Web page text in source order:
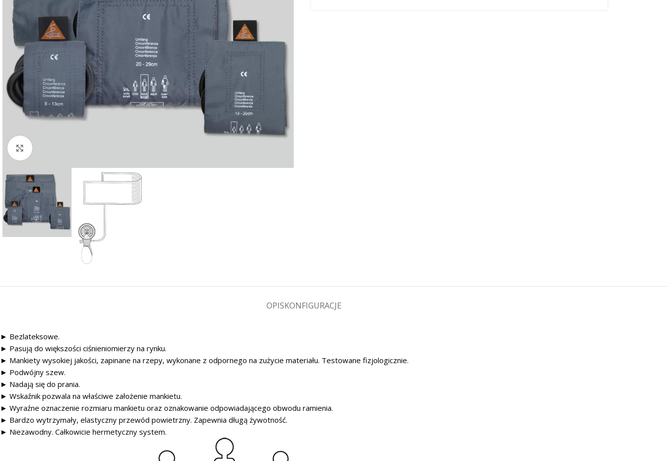
OPISKONFIGURACJE
► Bezlateksowe.
► Pasują do większości ciśnieniomierzy na rynku.
► Mankiety wysokiej jakości, zapinane na rzepy, wykonane z odpornego na zużycie materiału. Testowane fizjologicznie.
► Podwójny szew.
► Nadają się do prania.
► Wskaźnik pozwala na właściwe założenie mankietu.
► Wyraźne oznaczenie rozmiaru mankietu oraz oznakowanie odpowiadającego obwodu ramienia.
► Bardzo wytrzymały, elastyczny przewód powietrzny. Zapewnia długą żywotność.
► Niezawodny. Całkowicie hermetyczny system.